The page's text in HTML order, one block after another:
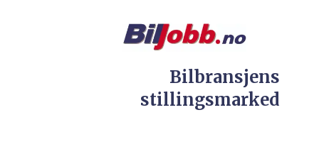
Bilbransjens
stillingsmarked